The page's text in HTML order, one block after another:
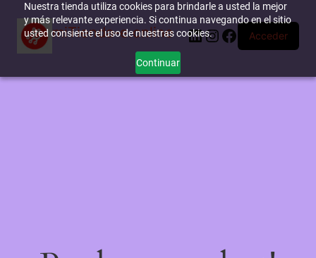
Nuestra tienda utiliza cookies para brindarle a usted la mejor
y más relevante experiencia. Si continua navegando en el sitio
usted consiente el uso de nuestras cookies.
Continuar
miTienda-e.online LinkedIn
Instagram
Facebook
Acceder